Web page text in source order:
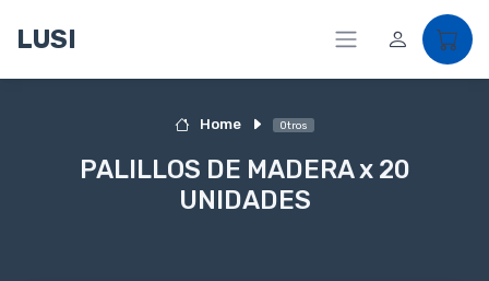
LUSI
Home Otros
PALILLOS DE MADERA x 20
UNIDADES